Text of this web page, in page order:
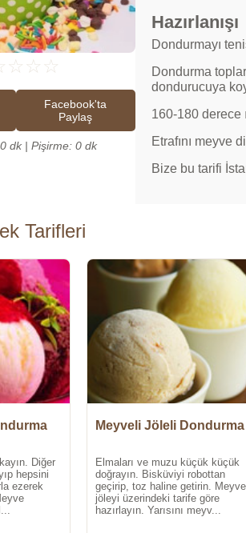
☆ ☆ ☆
Facebook'ta
Paylaş
dk | Pişirme: 0 dk
Hazırlanışı
Dondurmayı
Dondurma
dondurucuya
160-180 derece
Etrafını meyve
Bize bu tarifi
Tarifleri
Diğer
hepsini
ezerek
Meyveli Jöleli Dondurma
Elmaları ve muzu küçük küçük
doğrayın. Bisküviyi robottan
geçirip, toz haline getirin.
jöleyi üzerindeki tarife göre
hazırlayın. Yarısını meyv...